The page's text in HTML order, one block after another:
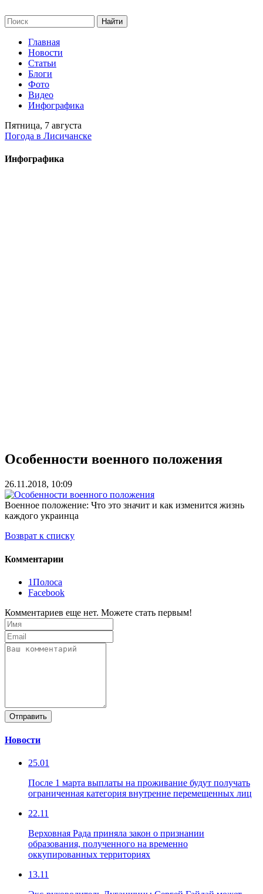
Главная
Новости
Статьи
Блоги
Фото
Видео
Инфографика
Пятница, 7 августа
Погода в Лисичанске
Инфографика
Особенности военного положения
26.11.2018, 10:09
Военное положение: Что это значит и как изменится жизнь
каждого украинца
Возврат к списку
Комментарии
1Полоса
Facebook
Комментариев еще нет. Можете стать первым!
Отправить
Новости
25.01
После 1 марта выплаты на проживание будут получать
ограниченная категория внутренне перемещенных лиц
22.11
Верховная Рада приняла закон о признании
образования, полученного на временно
оккупированных территориях
13.11